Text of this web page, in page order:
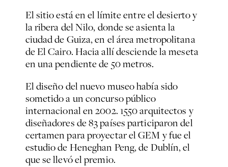
El sitio está en el límite entre el desierto y
la ribera del Nilo, donde se asienta la
ciudad de Guiza, en el área metropolitana
de El Cairo. Hacia allí desciende la meseta
en una pendiente de 50 metros.
El diseño del nuevo museo había sido
sometido a un concurso público
internacional en 2002. 1550 arquitectos y
diseñadores de 83 países participaron del
certamen para proyectar el GEM y fue el
estudio deHeneghan Peng, de Dublín, el
que se llevó el premio.